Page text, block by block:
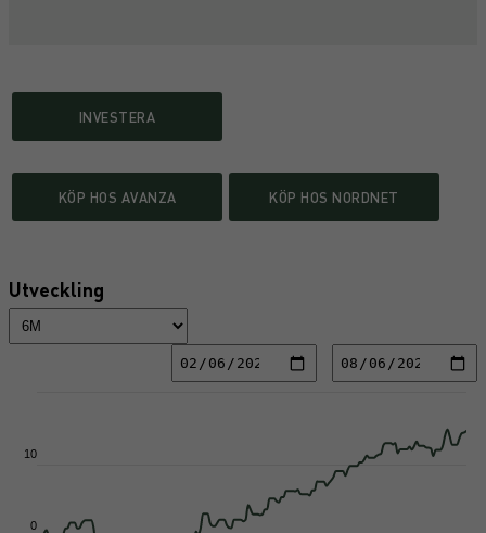
INVESTERA
KÖP HOS AVANZA KÖP HOS NORDNET
Utveckling
The chart has 1 X axis displaying Time. Data ranges from
The chart has 3 Y axes displaying values values and values.
0
10